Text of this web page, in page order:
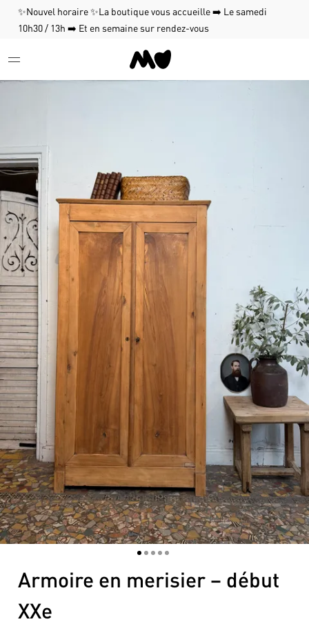
✨Nouvel horaire ✨La boutique vous accueille ➡️ Le samedi
10h30 / 13h ➡️ Et en semaine sur rendez-vous
12345
Armoire en merisier – début
XXe